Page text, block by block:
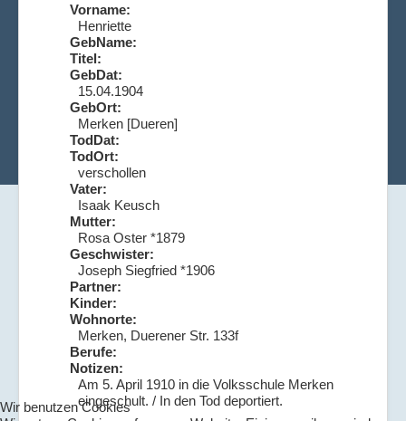
Vorname:
Henriette
GebName:
Titel:
GebDat:
15.04.1904
GebOrt:
Merken [Dueren]
TodDat:
TodOrt:
verschollen
Vater:
Isaak Keusch
Mutter:
Rosa Oster *1879
Geschwister:
Joseph Siegfried *1906
Partner:
Kinder:
Wohnorte:
Merken, Duerener Str. 133f
Berufe:
Notizen:
Am 5. April 1910 in die Volksschule Merken
eingeschult. / In den Tod deportiert.
Wir benutzen Cookies